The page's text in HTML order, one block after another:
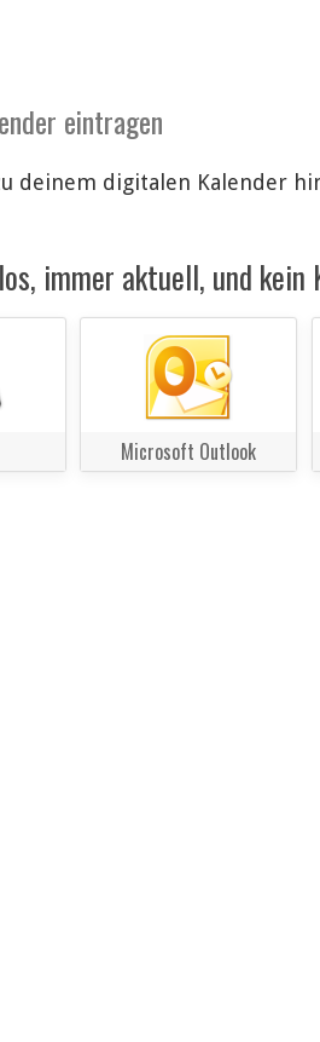
eintragen
deinem digitalen Kalender
immer aktuell, und
Microsoft Outlook